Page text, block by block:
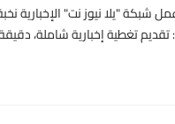
شبكة "يلا نيوز نت" الإخبارية
تغطية إخبارية شاملة،